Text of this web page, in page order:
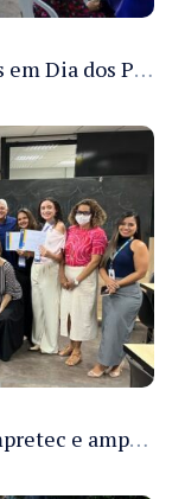
Bolerão da Saudade reúne idosos em Dia dos Pais promovido pela Fundação Dr. Thomas em Manaus
Manaus forma 345ª turma do Empretec e amplia qualificação de empreendedores na cidade